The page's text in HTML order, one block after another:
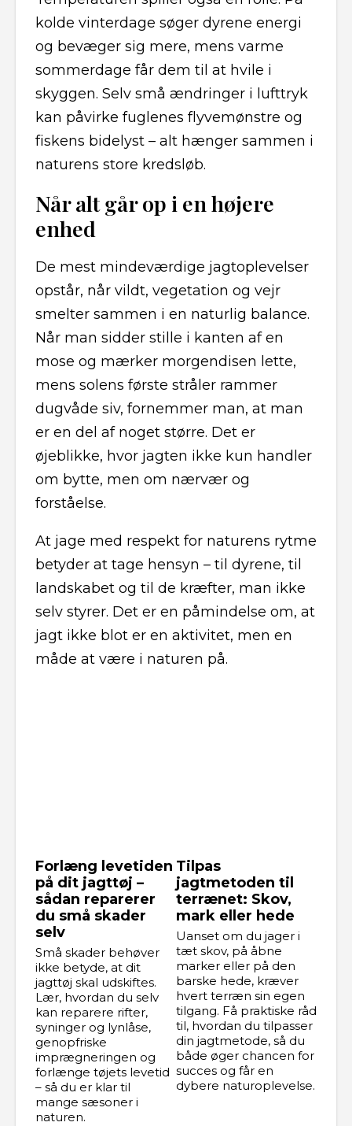
kolde vinterdage søger dyrene energi
og bevæger sig mere, mens varme
sommerdage får dem til at hvile i
skyggen. Selv små ændringer i lufttryk
kan påvirke fuglenes flyvemønstre og
fiskens bidelyst – alt hænger sammen i
naturens store kredsløb.
Når alt går op i en højere
enhed
De mest mindeværdige jagtoplevelser
opstår, når vildt, vegetation og vejr
smelter sammen i en naturlig balance.
Når man sidder stille i kanten af en
mose og mærker morgendisen lette,
mens solens første stråler rammer
dugvåde siv, fornemmer man, at man
er en del af noget større. Det er
øjeblikke, hvor jagten ikke kun handler
om bytte, men om nærvær og
forståelse.
At jage med respekt for naturens rytme
betyder at tage hensyn – til dyrene, til
landskabet og til de kræfter, man ikke
selv styrer. Det er en påmindelse om, at
jagt ikke blot er en aktivitet, men en
måde at være i naturen på.
Forlæng levetiden
på dit jagttøj –
sådan reparerer
du små skader
selv
Små skader behøver
ikke betyde, at dit
jagttøj skal udskiftes.
Lær, hvordan du selv
kan reparere rifter,
syninger og lynlåse,
genopfriske
imprægneringen og
forlænge tøjets levetid
– så du er klar til
mange sæsoner i
naturen.
Tilpas
jagtmetoden til
terrænet: Skov,
mark eller hede
Uanset om du jager i
tæt skov, på åbne
marker eller på den
barske hede, kræver
hvert terræn sin egen
tilgang. Få praktiske råd
til, hvordan du tilpasser
din jagtmetode, så du
både øger chancen for
succes og får en
dybere naturoplevelse.